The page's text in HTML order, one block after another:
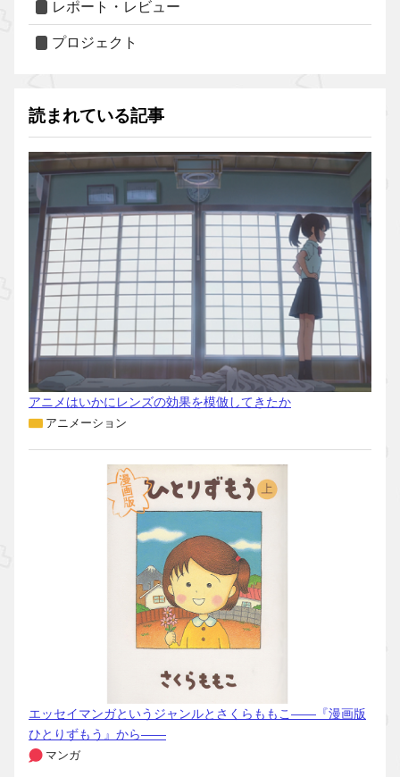
レポート・レビュー
プロジェクト
読まれている記事
アニメはいかにレンズの効果を模倣してきたか
アニメーション
エッセイマンガというジャンルとさくらももこ――『漫画版
ひとりずもう』から――
マンガ